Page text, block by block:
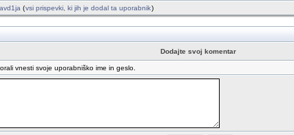
(vsi prispevki, ki jih je dodal ta uporabnik)
Dodajte svoj komentar
vnesti svoje uporabniško ime in geslo.